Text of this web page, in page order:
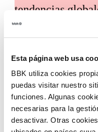
Esta página web usa
BBK utiliza cookies
puedas visitar nuestro
funciones. Algunas
necesarias para la
desactivar. Otras
tendencias
la mano de
internacionales
propósito es
claves útiles
económico y